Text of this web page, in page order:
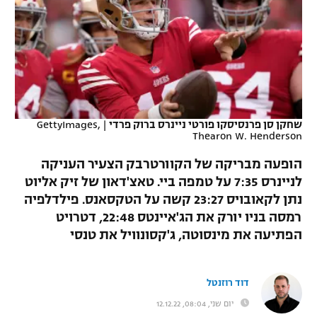
VOD
רץ ברשת
תוצאות
לוח שידורים
ברחבה
"מעל הליגה" – פודקאסט
נבחרת ישראל
מכבי חיפה
בית"ר ירושלים
מכבי תל אביב
הפועל חיפה
הפועל באר שבע
בני יהודה
ליגה ספרדית
ליגה איטלקית
ליגה צרפתית
ליגה הולנדית
ליגה טורקית
ליגה סינית
ליגה ברזילאית
כדורסל נשים
מכבי תל אביב
הפועל חולון
הפועל ירושלים
יורוליג
טניס
כדוריד
כדורעף
שחייה
ג'ודו
UFC
היאבקות WWE
שחקן סן פרנסיסקו פורטי ניינרס ברוק פרדי |
GettyImages,
Thearon W. Henderson
הופעה מבריקה של הקוורטרבק הצעיר העניקה
לניינרס 7:35 על טמפה ביי. טאצ'דאון של זיק אליוט
נתן לקאובויס 23:27 קשה על הטקסאנס. פילדלפיה
רמסה בניו יורק את הג'איינטס 22:48, דטרויט
הפתיעה את מינסוטה, ג'קסונוויל את טנסי
דוד רוזנטל
יום שני, 08:04, 12.12.22